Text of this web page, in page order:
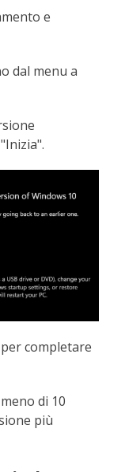
e
dal menu a
completare
di 10
più